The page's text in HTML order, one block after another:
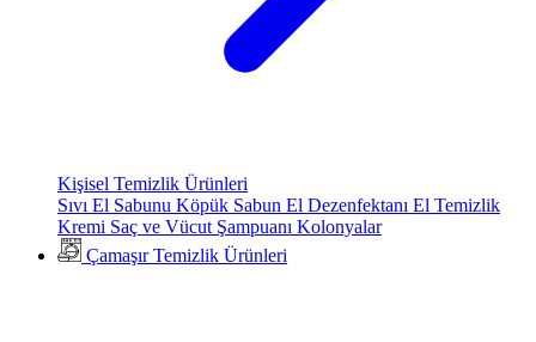
Kişisel Temizlik Ürünleri
Sıvı El Sabunu Köpük Sabun El Dezenfektanı El Temizlik
Kremi Saç ve Vücut Şampuanı Kolonyalar
Çamaşır Temizlik Ürünleri